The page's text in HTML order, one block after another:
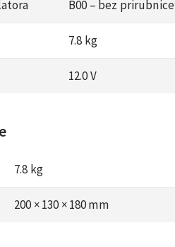
B00 – bez prirubnice
7.8 kg
12.0 V
7.8 kg
200 × 130 × 180 mm